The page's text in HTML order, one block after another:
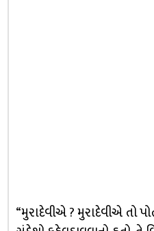
“મુરાદેવીએ ? મુરાદેવીએ તો